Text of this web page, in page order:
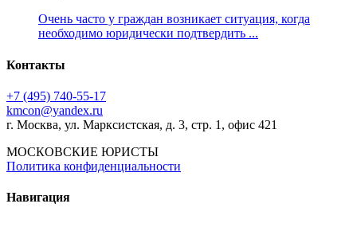
Очень часто у граждан возникает ситуация, когда
необходимо юридически подтвердить ...
Контакты
+7 (495) 740‑55‑17
kmcon@yandex.ru
г. Москва, ул. Марксистская, д. 3, стр. 1, офис 421
МОСКОВСКИЕ ЮРИСТЫ
Политика конфиденциальности
Навигация